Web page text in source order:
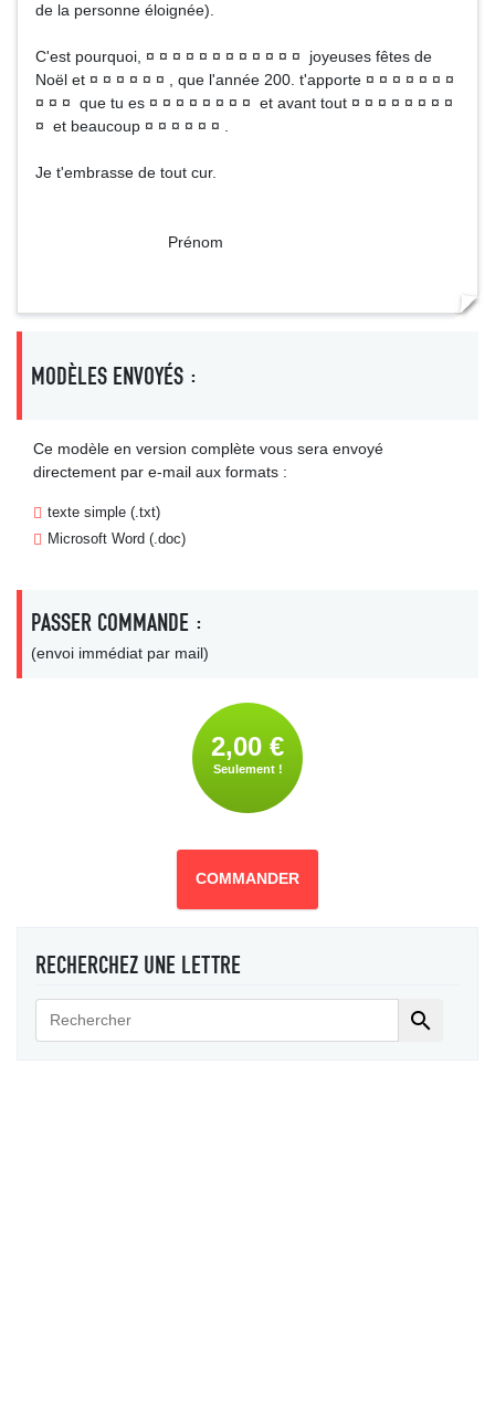
de la personne éloignée).
C'est pourquoi, ¤ ¤ ¤ ¤ ¤ ¤ ¤ ¤ ¤ ¤ ¤ ¤ joyeuses fêtes de
Noël et ¤ ¤ ¤ ¤ ¤ ¤ , que l'année 200. t'apporte ¤ ¤ ¤ ¤ ¤ ¤ ¤
¤ ¤ ¤ que tu es ¤ ¤ ¤ ¤ ¤ ¤ ¤ ¤ et avant tout ¤ ¤ ¤ ¤ ¤ ¤ ¤ ¤
¤ et beaucoup ¤ ¤ ¤ ¤ ¤ ¤ .
Je t'embrasse de tout cur.
Prénom
MODÈLES ENVOYÉS :
Ce modèle en version complète vous sera envoyé
directement par e-mail aux formats :
texte simple (.txt)
Microsoft Word (.doc)
PASSER COMMANDE :
(envoi immédiat par mail)
2,00 €
Seulement !
COMMANDER
RECHERCHEZ UNE LETTRE
